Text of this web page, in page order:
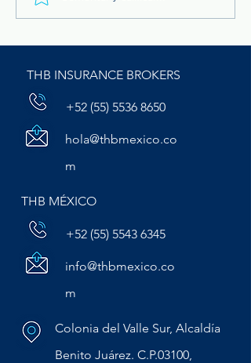
protegido? La importancia
sublímites en tu póliza de
seguro
THB INSURANCE BROKERS
+52 (55) 5536 8650
hola@thbmexico.co
m
THB MÉXICO
+52 (55) 5543 6345
info@thbmexico.co
m
Colonia del Valle Sur, Alcaldía
Benito Juárez. C.P.03100,